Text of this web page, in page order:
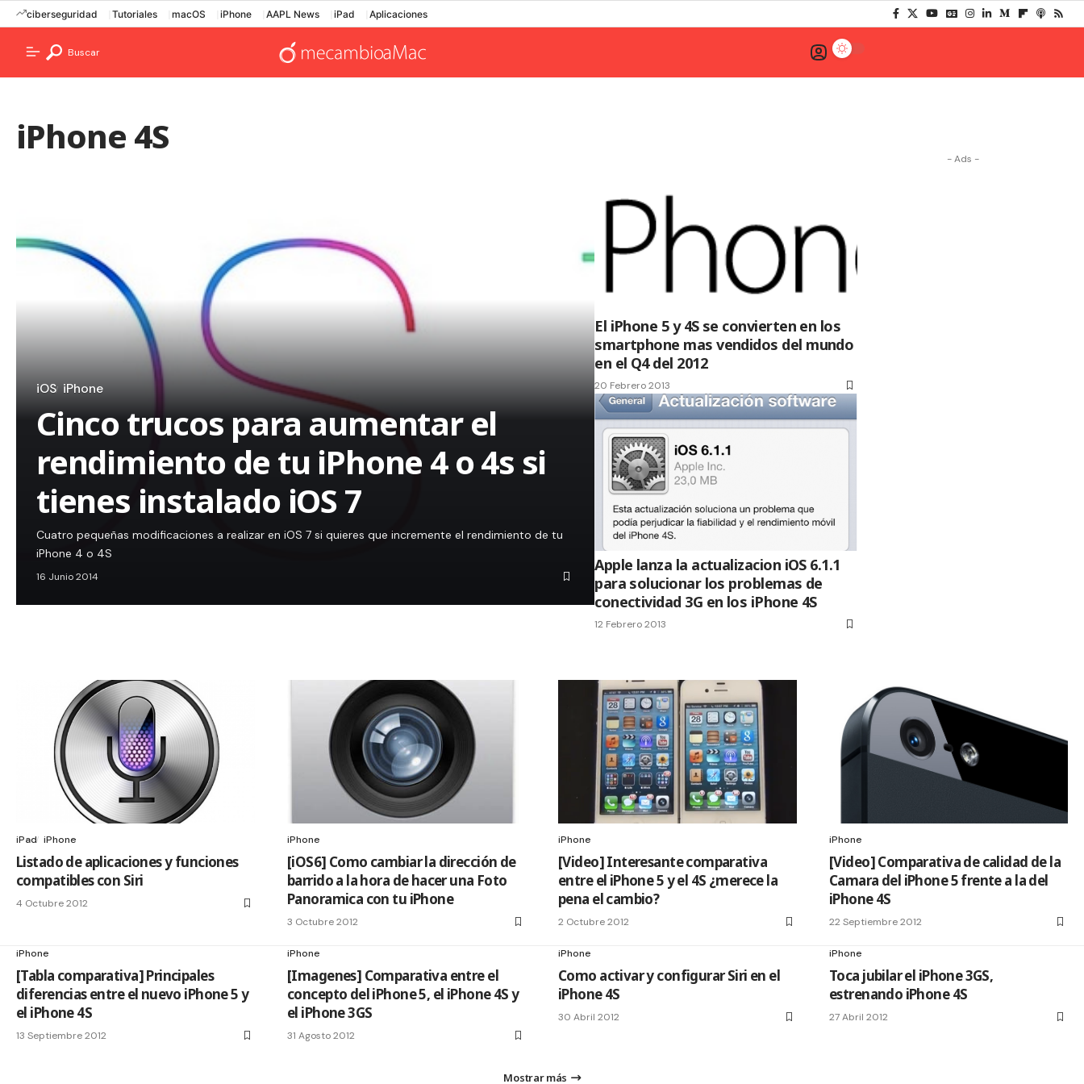
ciberseguridad Tutoriales macOS iPhone AAPL News iPad Aplicaciones
Buscar
iPhone 4S
iOS iPhone
Cinco trucos para aumentar el
rendimiento de tu iPhone 4 o 4s si
tienes instalado iOS 7
Cuatro pequeñas modificaciones a realizar en iOS 7 si quieres que incremente el rendimiento de tu
iPhone 4 o 4S
16 Junio 2014
El iPhone 5 y 4S se convierten en los
smartphone mas vendidos del mundo
en el Q4 del 2012
20 Febrero 2013
Apple lanza la actualizacion iOS 6.1.1
para solucionar los problemas de
conectividad 3G en los iPhone 4S
12 Febrero 2013
- Ads -
iPad iPhone
Listado de aplicaciones y funciones
compatibles con Siri
4 Octubre 2012
iPhone
[iOS6] Como cambiar la dirección de
barrido a la hora de hacer una Foto
Panoramica con tu iPhone
3 Octubre 2012
iPhone
[Video] Interesante comparativa
entre el iPhone 5 y el 4S ¿merece la
pena el cambio?
2 Octubre 2012
iPhone
[Video] Comparativa de calidad de la
Camara del iPhone 5 frente a la del
iPhone 4S
22 Septiembre 2012
iPhone
[Tabla comparativa] Principales
diferencias entre el nuevo iPhone 5 y
el iPhone 4S
13 Septiembre 2012
iPhone
[Imagenes] Comparativa entre el
concepto del iPhone 5, el iPhone 4S y
el iPhone 3GS
31 Agosto 2012
iPhone
Como activar y configurar Siri en el
iPhone 4S
30 Abril 2012
iPhone
Toca jubilar el iPhone 3GS,
estrenando iPhone 4S
27 Abril 2012
Mostrar más